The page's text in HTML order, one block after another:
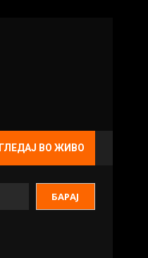
ГЛЕДАЈ ВО ЖИВО
БАРАЈ